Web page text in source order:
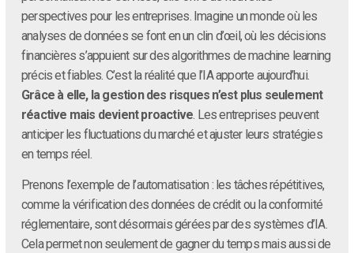
perspectives pour les entreprises. Imagine un monde où les
analyses de données se font en un clin d’œil, où les décisions
financières s’appuient sur des algorithmes de machine learning
précis et fiables. C’est la réalité que l’IA apporte aujourd’hui.
Grâce à elle, la gestion des risques n’est plus seulement
réactive mais devient proactive. Les entreprises peuvent
anticiper les fluctuations du marché et ajuster leurs stratégies
en temps réel.
Prenons l’exemple de l’automatisation : les tâches répétitives,
comme la vérification des données de crédit ou la conformité
réglementaire, sont désormais gérées par des systèmes d’IA.
Cela permet non seulement de gagner du temps mais aussi de